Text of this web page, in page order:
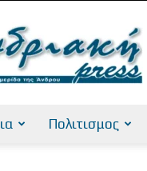
Πολιτισμος